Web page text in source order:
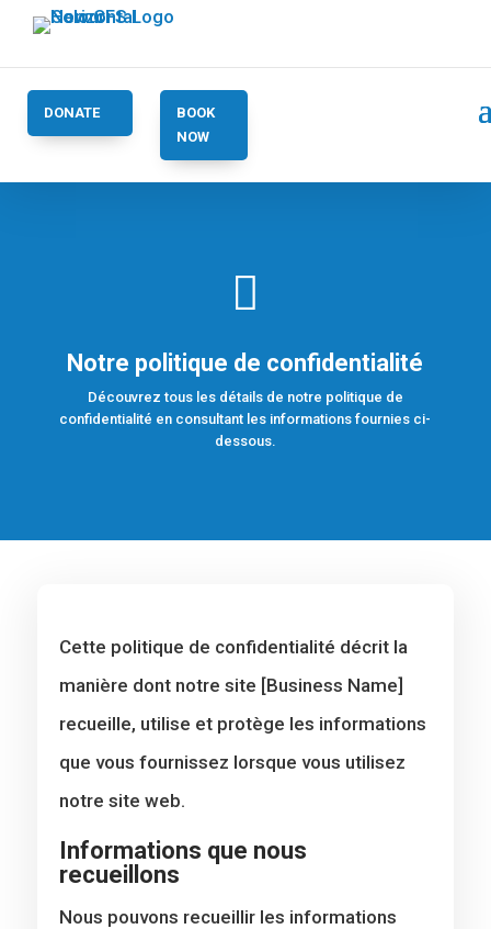
DONATE
BOOK
NOW

Notre politique de confidentialité
Découvrez tous les détails de notre politique de
confidentialité en consultant les informations fournies ci-
dessous.
Cette politique de confidentialité décrit la
manière dont notre site [Business Name]
recueille, utilise et protège les informations
que vous fournissez lorsque vous utilisez
notre site web.
Informations que nous
recueillons
Nous pouvons recueillir les informations